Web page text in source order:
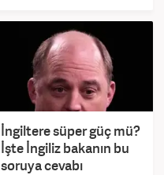
İngiltere süper güç mü?
İşte İngiliz bakanın bu
soruya cevabı